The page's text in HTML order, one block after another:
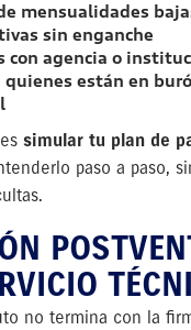
mensualidades
sin enganche
con agencia o
quienes están en
simular tu plan de
paso a paso,
no termina con la